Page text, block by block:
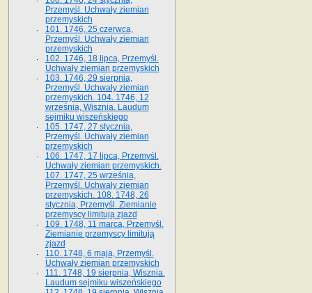
Przemyśl. Uchwały ziemian
przemyskich
101. 1746, 25 czerwca,
Przemyśl. Uchwały ziemian
przemyskich
102. 1746, 18 lipca, Przemyśl.
Uchwały ziemian przemyskich
103. 1746, 29 sierpnia,
Przemyśl. Uchwały ziemian
przemyskich. 104. 1746, 12
września, Wisznia. Laudum
sejmiku wiszeńskiego
105. 1747, 27 stycznia,
Przemyśl. Uchwały ziemian
przemyskich
106. 1747, 17 lipca, Przemyśl.
Uchwały ziemian przemyskich.
107. 1747, 25 września,
Przemyśl. Uchwały ziemian
przemyskich. 108. 1748, 26
stycznia, Przemyśl. Ziemianie
przemyscy limitują zjazd
109. 1748, 11 marca, Przemyśl.
Ziemianie przemyscy limitują
zjazd
110. 1748, 6 maja, Przemyśl.
Uchwały ziemian przemyskich
111. 1748, 19 sierpnia, Wisznia.
Laudum sejmiku wiszeńskiego